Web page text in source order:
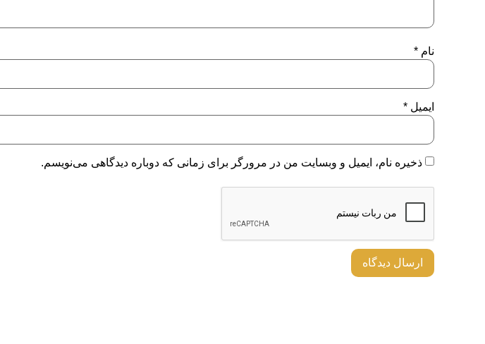
نام *
ایمیل *
ذخیره نام، ایمیل و وبسایت من در مرورگر برای زمانی که دوباره دیدگاهی می‌نویسم.